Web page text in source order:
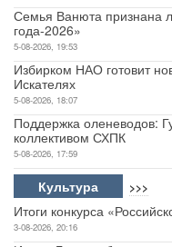
Семья Ванюта признана
года-2026»
5-08-2026, 19:53
Избирком НАО готовит
Искателях
5-08-2026, 18:07
Поддержка оленеводов:
коллективом СХПК
5-08-2026, 17:59
Культура >>>
Итоги конкурса
3-08-2026, 20:16